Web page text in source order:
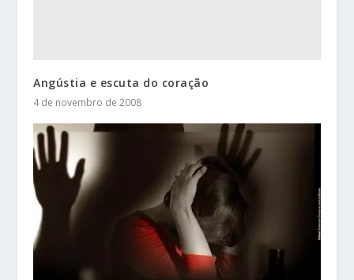
Angústia e escuta do coração
4 de novembro de 2008